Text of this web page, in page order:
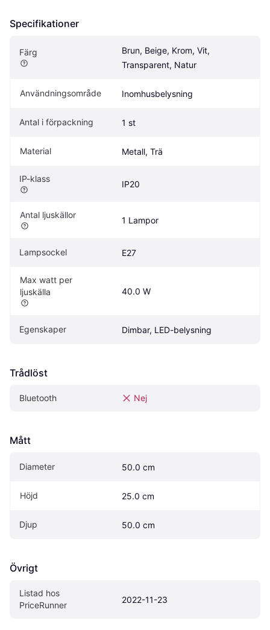
Specifikationer
Färg
Brun, Beige, Krom, Vit,
Transparent, Natur
Användningsområde Inomhusbelysning
Antal i förpackning 1 st
Material Metall, Trä
IP-klass
IP20
Antal ljuskällor
1 Lampor
Lampsockel E27
Max watt per
ljuskälla
40.0 W
Egenskaper Dimbar, LED-belysning
Trådlöst
Bluetooth Nej
Mått
Diameter 50.0 cm
Höjd 25.0 cm
Djup 50.0 cm
Övrigt
Listad hos
PriceRunner
2022-11-23